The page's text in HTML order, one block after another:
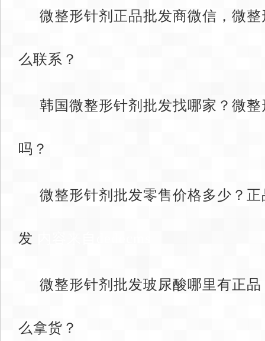
微整形针剂正品批发商微信，微
么联系？
韩国微整形针剂批发找哪家？微
吗？
微整形针剂批发零售价格多少？
发
微整形针剂批发玻尿酸哪里有正
么拿货？